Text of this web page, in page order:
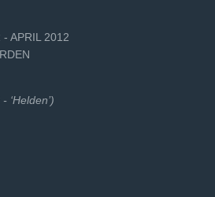
- APRIL 2012
‘Helden’)